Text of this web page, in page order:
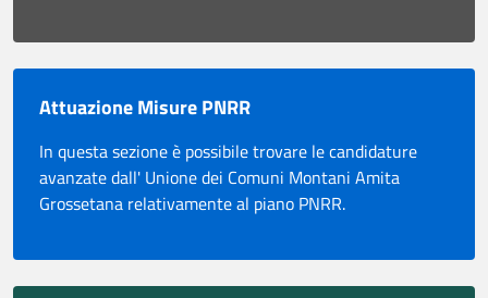
Attuazione Misure PNRR
In questa sezione è possibile trovare le candidature
avanzate dall' Unione dei Comuni Montani Amita
Grossetana relativamente al piano PNRR.